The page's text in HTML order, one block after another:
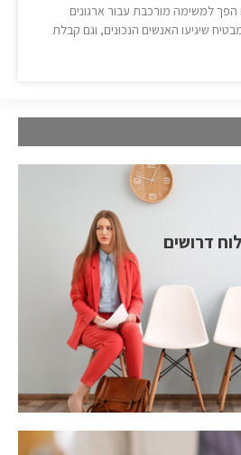
למשימה מורכבת עבור ארגונים
שיגיעו האנשים הנכונים, וגם קבלת
לוח דרושים